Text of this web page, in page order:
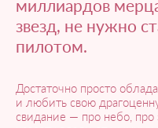
миллиардов
звезд, не нужно
пилотом.
Достаточно просто
и любить свою
свидание — про небо, про